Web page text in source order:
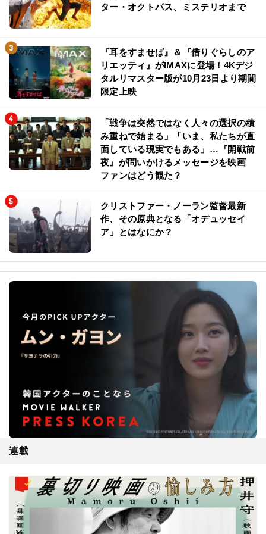
ター・オクトパス、ミステリオまで
『耳をすませば』＆『借りぐらしのア
リエッティ』がIMAXに登場！4Kデジ
タルリマスター版が10月23日より期間
限定上映
「戦争は突然ではなく人々の選択の積
み重ねで始まる」「いま、私たちが直
面している現実でもある」…『開戦前
夜』が問いかけるメッセージを映画
ファンはどう観た？
クリストファー・ノーラン監督最新
作、その原典となる「オデュッセイ
ア」とはなにか？
連載